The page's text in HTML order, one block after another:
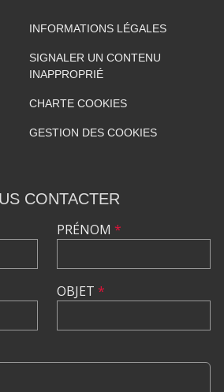
INFORMATIONS LÉGALES
SIGNALER UN CONTENU
INAPPROPRIÉ
CHARTE COOKIES
GESTION DES COOKIES
CONTACTER
PRÉNOM *
OBJET *